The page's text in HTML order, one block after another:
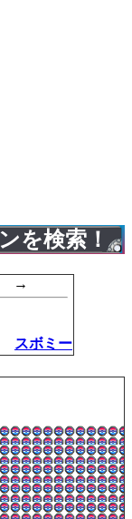
を検索！
→
スボミー